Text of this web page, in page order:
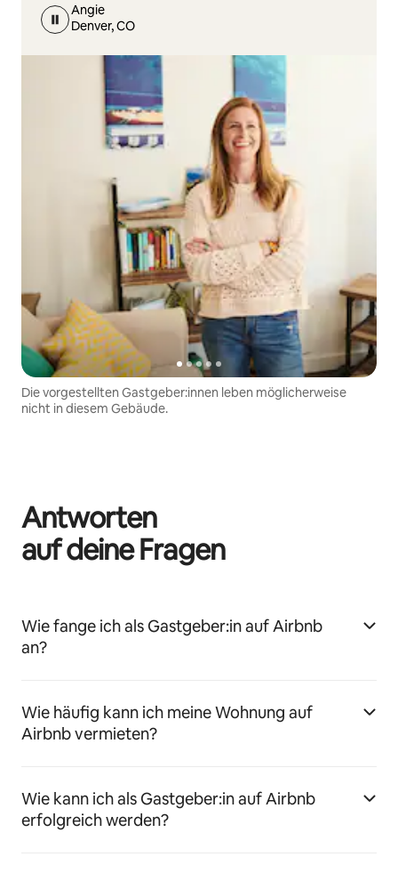
Angie
Denver, CO
Die vorgestellten Gastgeber:innen leben möglicherweise
nicht in diesem Gebäude.
Antworten
auf deine Fragen
Wie fange ich als Gastgeber:in auf Airbnb
an?
Wie häufig kann ich meine Wohnung auf
Airbnb vermieten?
Wie kann ich als Gastgeber:in auf Airbnb
erfolgreich werden?